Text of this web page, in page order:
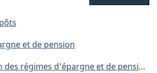
connecter
et de pension
régimes d’épargne et de pension